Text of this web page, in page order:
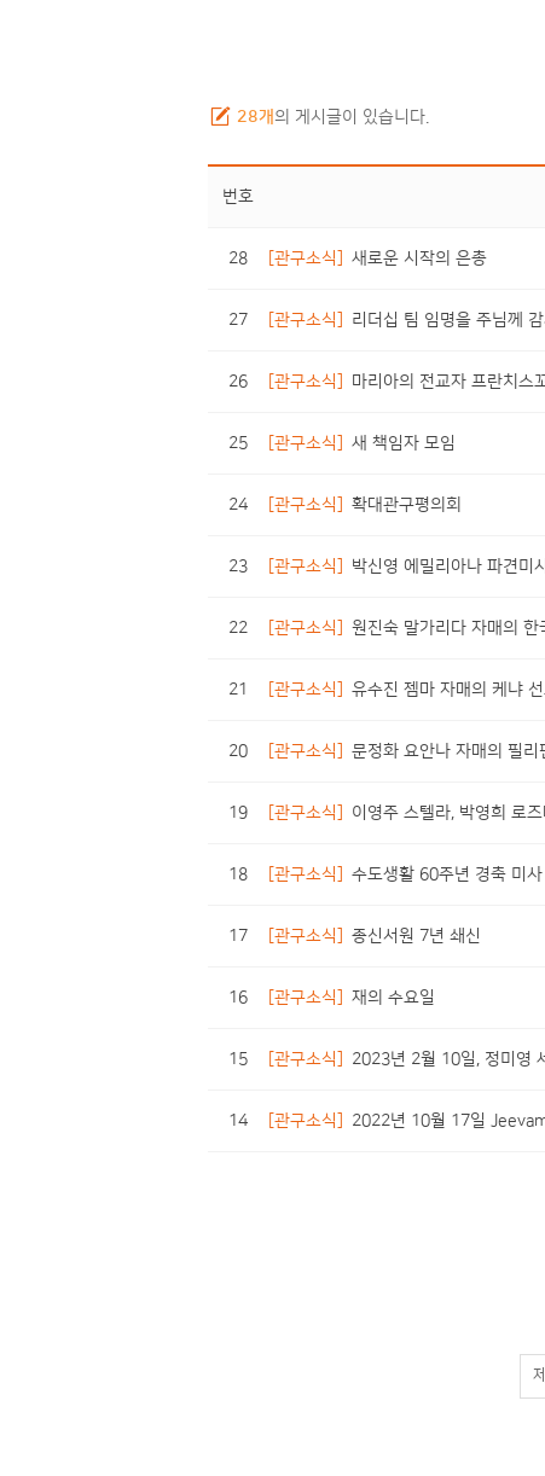
28개의 게시글이 있습니다.
번호
28 [관구소식] 새로운 시작의 은총
27 [관구소식] 리더십 팀 임명을 주님께
26 [관구소식] 마리아의 전교자 프란치스
25 [관구소식] 새 책임자 모임
24 [관구소식] 확대관구평의회
23 [관구소식] 박신영 에밀리아나 파견미
22 [관구소식] 원진숙 말가리다 자매의 한
21 [관구소식] 유수진 젬마 자매의 케냐
20 [관구소식] 문정화 요안나 자매의 필리
19 [관구소식] 이영주 스텔라, 박영희 로
18 [관구소식] 수도생활 60주년 경축 미
17 [관구소식] 종신서원 7년 쇄신
16 [관구소식] 재의 수요일
15 [관구소식] 2023년 2월 10일, 정미영
14 [관구소식] 2022년 10월 17일